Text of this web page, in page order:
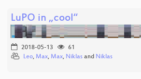
LuPO in „cool“
2018-05-13
61
Leo, Max, Max, Niklas and Niklas